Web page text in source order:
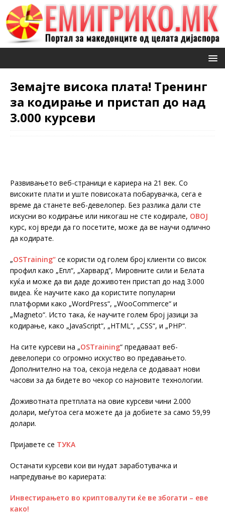
Земајте висока плата! Тренинг
за кодирање и пристап до над
3.000 курсеви
Развивањето веб-страници е кариера на 21 век. Со
високите плати и уште повисоката побарувачка, сега е
време да станете веб-девелопер. Без разлика дали сте
искусни во кодирање или никогаш не сте кодирале, ОВОЈ
курс, кој вреди да го посетите, може да ве научи одлично
да кодирате.
„OSTraining“ се користи од голем број клиенти со висок
профил како „Епл“, „Харвард“, Мировните сили и Белата
куќа и може да ви даде доживотен пристап до над 3.000
видеа. Ќе научите како да користите популарни
платформи како „WordPress“, „WooCommerce“ и
„Мagneto“. Исто така, ќе научите голем број јазици за
кодирање, како „JavaScript“, „HTML“, „CSS“, и „PHP“.
На сите курсеви на „OSTraining“ предаваат веб-
девелопери со огромно искуство во предавањето.
Дополнително на тоа, секоја недела се додаваат нови
часови за да бидете во чекор со најновите технологии.
Доживотната претплата на овие курсеви чини 2.000
долари, меѓутоа сега можете да ја добиете за само 59,99
долари.
Пријавете се ТУКА
Останати курсеви кои ви нудат заработувачка и
напредување во кариерата:
Инвестирањето во криптовалути ќе ве збогати – еве
како!